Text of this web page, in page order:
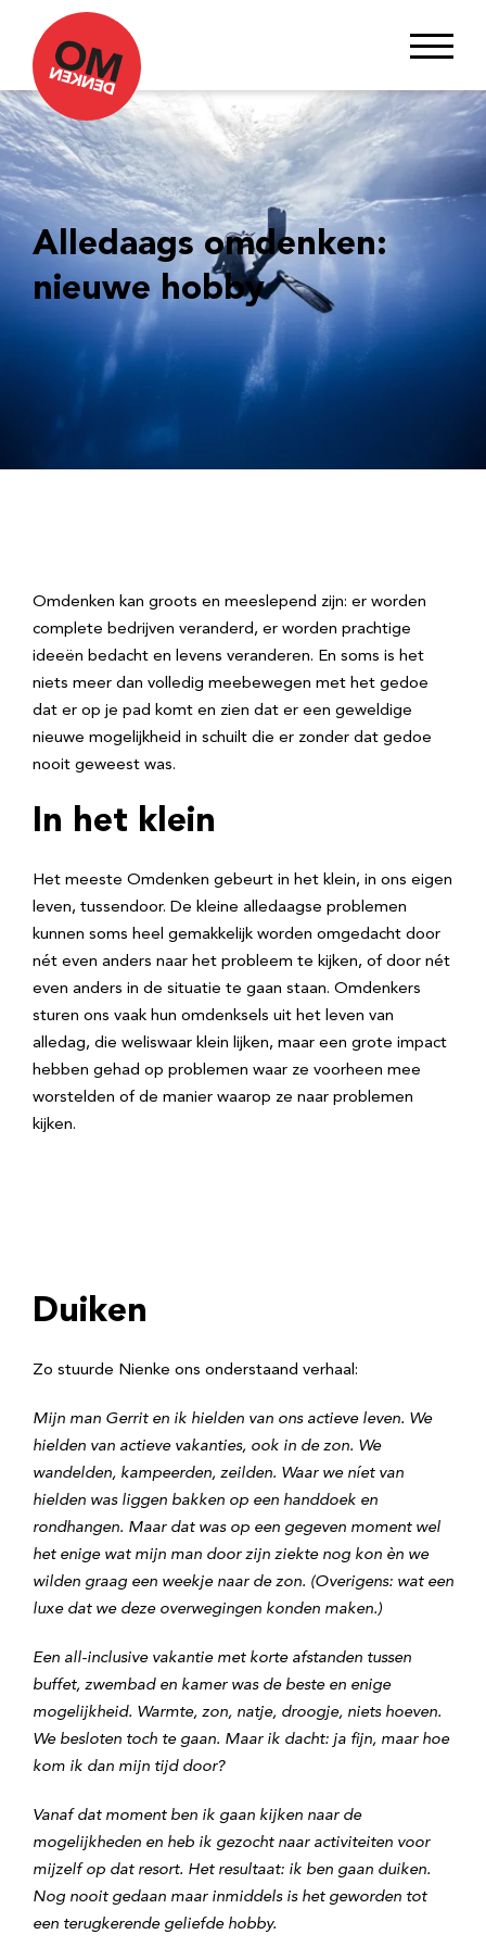
Alledaags omdenken:
nieuwe hobby
Omdenken kan groots en meeslepend zijn: er worden
complete bedrijven veranderd, er worden prachtige
ideeën bedacht en levens veranderen. En soms is het
niets meer dan volledig meebewegen met het gedoe
dat er op je pad komt en zien dat er een geweldige
nieuwe mogelijkheid in schuilt die er zonder dat gedoe
nooit geweest was.
In het klein
Het meeste Omdenken gebeurt in het klein, in ons eigen
leven, tussendoor. De kleine alledaagse problemen
kunnen soms heel gemakkelijk worden omgedacht door
nét even anders naar het probleem te kijken, of door nét
even anders in de situatie te gaan staan. Omdenkers
sturen ons vaak hun omdenksels uit het leven van
alledag, die weliswaar klein lijken, maar een grote impact
hebben gehad op problemen waar ze voorheen mee
worstelden of de manier waarop ze naar problemen
kijken.
Duiken
Zo stuurde Nienke ons onderstaand verhaal:
Mijn man Gerrit en ik hielden van ons actieve leven. We
hielden van actieve vakanties, ook in de zon. We
wandelden, kampeerden, zeilden. Waar we níet van
hielden was liggen bakken op een handdoek en
rondhangen. Maar dat was op een gegeven moment wel
het enige wat mijn man door zijn ziekte nog kon èn we
wilden graag een weekje naar de zon. (Overigens: wat een
luxe dat we deze overwegingen konden maken.)
Een all-inclusive vakantie met korte afstanden tussen
buffet, zwembad en kamer was de beste en enige
mogelijkheid. Warmte, zon, natje, droogje, niets hoeven.
We besloten toch te gaan. Maar ik dacht: ja fijn, maar hoe
kom ik dan mijn tijd door?
Vanaf dat moment ben ik gaan kijken naar de
mogelijkheden en heb ik gezocht naar activiteiten voor
mijzelf op dat resort. Het resultaat: ik ben gaan duiken.
Nog nooit gedaan maar inmiddels is het geworden tot
een terugkerende geliefde hobby.